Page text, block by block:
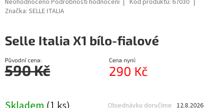
hodnocení
0,0
z
5
hvězdiček.
Neohodnoceno Podrobnosti hodnocení Kód produktu: 67030
Značka: SELLE ITALIA
Selle Italia X1 bílo-fialové
Původní cena:
590 Kč
Cena nyní:
290 Kč
12.8.2026
Objednávku doručíme